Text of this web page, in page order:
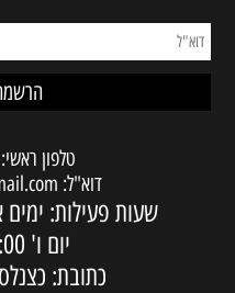
טלפון ראשי:
דוא"ל:
שעות פעילות:
יום ו'
כתובת: כצנלסון 109,